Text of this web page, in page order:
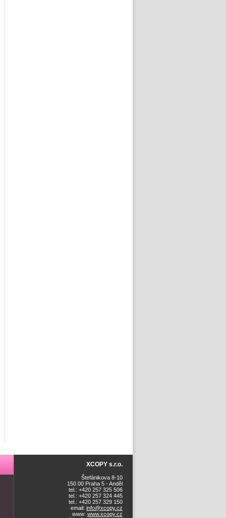
XCOPY s.r.o.
Štefánikova 8-10
150 00 Praha 5 - Anděl
tel.: +420 257 325 506
tel.: +420 257 324 445
tel.: +420 257 329 150
email: info@xcopy.cz
www: www.xcopy.cz